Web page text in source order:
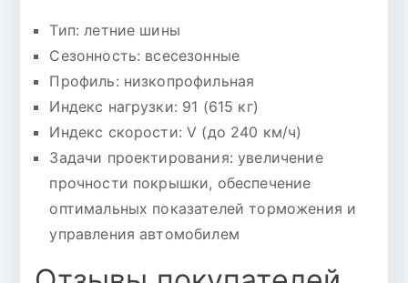
Тип: летние шины
Сезонность: всесезонные
Профиль: низкопрофильная
Индекс нагрузки: 91 (615 кг)
Индекс скорости: V (до 240 км/ч)
Задачи проектирования: увеличение
прочности покрышки, обеспечение
оптимальных показателей торможения и
управления автомобилем